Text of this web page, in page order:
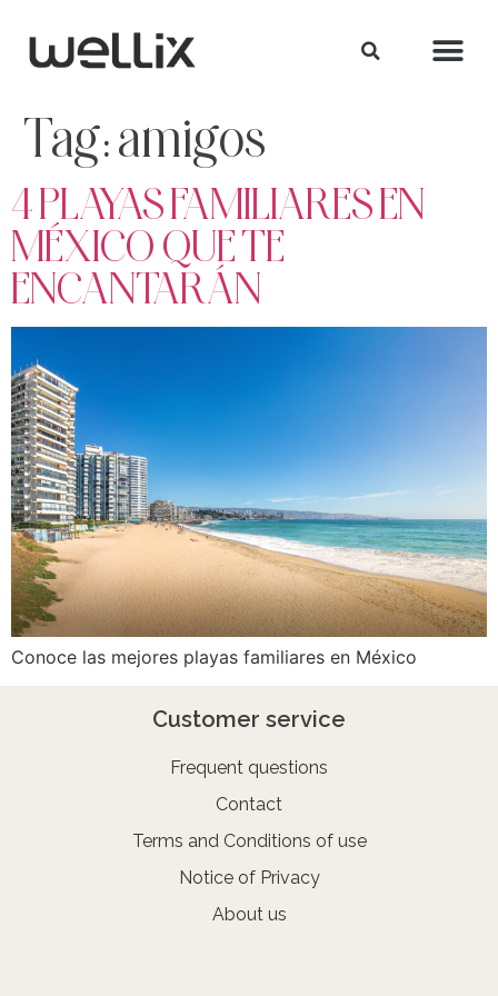
Tag:amigos
4 PLAYAS FAMILIARES EN
MÉXICO QUE TE
ENCANTARÁN
Conoce las mejores playas familiares en México
Customer service
Frequent questions
Contact
Terms and Conditions of use
Notice of Privacy
About us